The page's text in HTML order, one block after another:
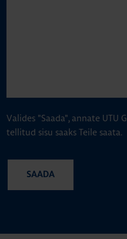
Valides "Saada", annate
tellitud sisu saaks Teile saata.